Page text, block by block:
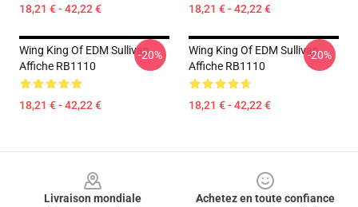
18,21 € - 42,22 € 18,21 € - 42,22 €
Wing King Of EDM Sullivan
Affiche RB1110
18,21 € - 42,22 €
-20%
Wing King Of EDM Sullivan
Affiche RB1110
18,21 € - 42,22 €
-20%
Livraison mondiale
Achetez en toute confiance